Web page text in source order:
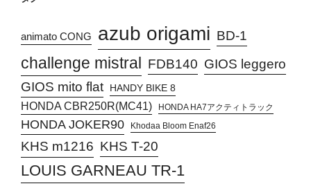
animato CONG azub origami BD-1
challenge mistral FDB140 GIOS leggero
GIOS mito flat
HANDY BIKE 8
HONDA CBR250R(MC41) HONDA HA7アクティトラック
HONDA JOKER90 Khodaa Bloom Enaf26
KHS m1216 KHS T-20
LOUIS GARNEAU TR-1